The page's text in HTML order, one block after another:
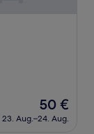
Der
Preis
beträgt
50 €
23. Aug.–24. Aug.